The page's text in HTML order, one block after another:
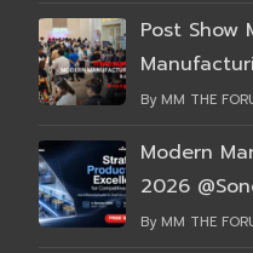
Post Show
By MM THE
Modern
2026
By MM THE